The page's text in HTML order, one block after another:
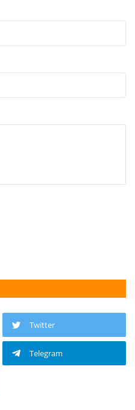
Twitter
Telegram